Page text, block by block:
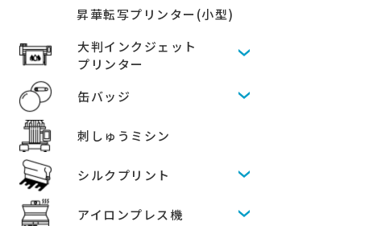
昇華転写プリンター(小型)
大判インクジェット
プリンター
缶バッジ
刺しゅうミシン
シルクプリント
アイロンプレス機